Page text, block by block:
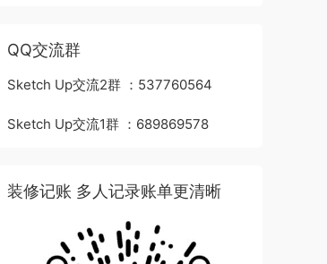
QQ交流群
Sketch Up交流2群 ：537760564
Sketch Up交流1群 ：689869578
装修记账 多人记录账单更清晰